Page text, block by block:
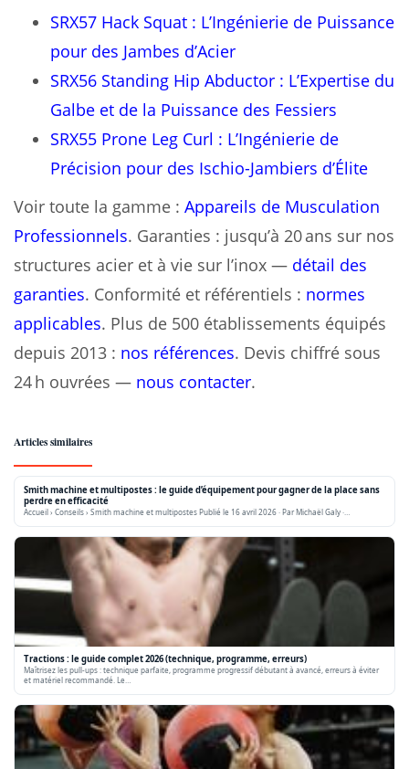
SRX57 Hack Squat : L’Ingénierie de Puissance
pour des Jambes d’Acier
SRX56 Standing Hip Abductor : L’Expertise du
Galbe et de la Puissance des Fessiers
SRX55 Prone Leg Curl : L’Ingénierie de
Précision pour des Ischio-Jambiers d’Élite
Voir toute la gamme : Appareils de Musculation
Professionnels. Garanties : jusqu’à 20 ans sur nos
structures acier et à vie sur l’inox — détail des
garanties. Conformité et référentiels : normes
applicables. Plus de 500 établissements équipés
depuis 2013 : nos références. Devis chiffré sous
24 h ouvrées — nous contacter.
Articles similaires
Smith machine et multipostes : le guide d’équipement pour gagner de la place sans
perdre en efficacité
Accueil › Conseils › Smith machine et multipostes Publié le 16 avril 2026 · Par Michaël Galy ·…
Tractions : le guide complet 2026 (technique, programme, erreurs)
Maîtrisez les pull-ups : technique parfaite, programme progressif débutant à avancé, erreurs à éviter
et matériel recommandé. Le…